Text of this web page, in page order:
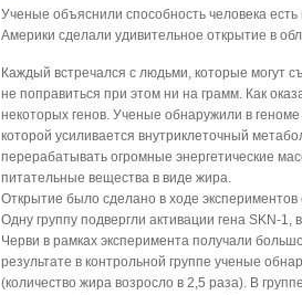
Ученые объяснили способность человека
Америки сделали удивительное открытие в
Каждый встречался с людьми, которые могут
не поправиться при этом ни на грамм. Как
некоторых генов. Ученые обнаружили в
которой усиливается внутриклеточный
перерабатывать огромные энергетические
питательные вещества в виде жира.
Открытие было сделано в ходе
Одну группу подвергли активации гена SKN-1,
Черви в рамках эксперимента получали
результате в контрольной группе ученые
(количество жира возросло в 2,5 раза). В